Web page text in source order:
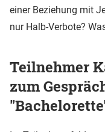
einer Beziehung mit
nur Halb-Verbote?
Teilnehmer
zum